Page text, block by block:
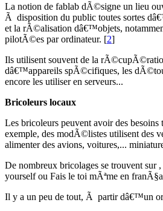
La notion de fablab dÃ©signe un lieu
Ã disposition du public toutes sortes
et la rÃ©alisation dâ€™objets,
pilotÃ©es par ordinateur. [2]
Ils utilisent souvent de la
dâ€™appareils spÃ©cifiques, les
encore les utiliser en serveurs...
Bricoleurs locaux
Les bricoleurs peuvent avoir des
exemple, des modÃ©listes utilisent des
alimenter des avions, voitures,...
De nombreux bricolages se trouvent sur
yourself ou Fais le toi mÃªme en
Il y a un peu de tout, Ã partir dâ€™un